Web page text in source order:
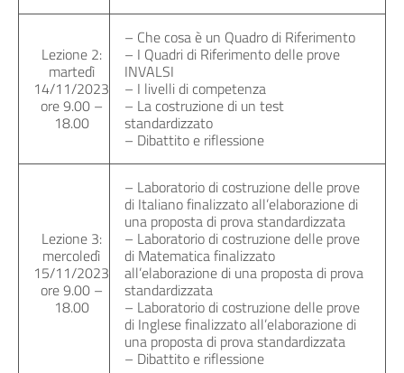
Lezione 2:
martedì
14/11/2023
ore 9.00 –
18.00
– Che cosa è un Quadro di Riferimento
– I Quadri di Riferimento delle prove
INVALSI
– I livelli di competenza
– La costruzione di un test
standardizzato
– Dibattito e riflessione
Lezione 3:
mercoledì
15/11/2023
ore 9.00 –
18.00
– Laboratorio di costruzione delle prove
di Italiano finalizzato all’elaborazione di
una proposta di prova standardizzata
– Laboratorio di costruzione delle prove
di Matematica finalizzato
all’elaborazione di una proposta di prova
standardizzata
– Laboratorio di costruzione delle prove
di Inglese finalizzato all’elaborazione di
una proposta di prova standardizzata
– Dibattito e riflessione